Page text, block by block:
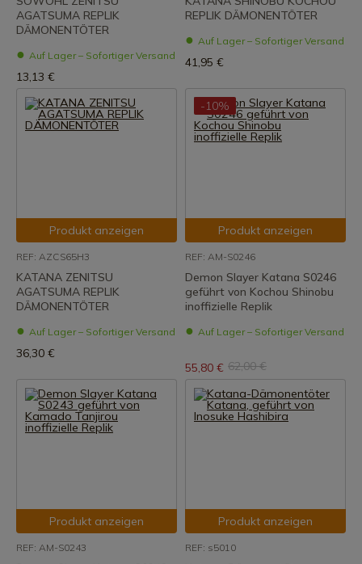
AGATSUMA REPLIK
DÄMONENTÖTER
Auf Lager – Sofortiger Versand
13,13 €
REPLIK DÄMONENTÖTER
Auf Lager – Sofortiger Versand
41,95 €
Produkt anzeigen
REF: AZCS65H3
KATANA ZENITSU
AGATSUMA REPLIK
DÄMONENTÖTER
Auf Lager – Sofortiger Versand
36,30 €
-10%
Produkt anzeigen
REF: AM-S0246
Demon Slayer Katana S0246
geführt von Kochou Shinobu
inoffizielle Replik
Auf Lager – Sofortiger Versand
55,80 € 62,00 €
Produkt anzeigen
REF: AM-S0243
Produkt anzeigen
REF: s5010